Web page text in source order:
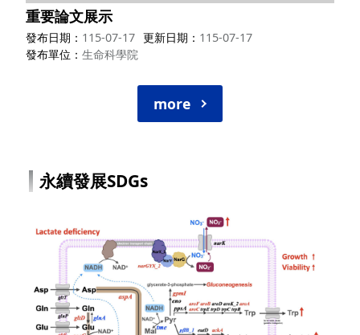
重要論文展示
發布日期 115-07-17 更新日期
115-07-17
發布單位
生命科學院
more
永續發展SDGs